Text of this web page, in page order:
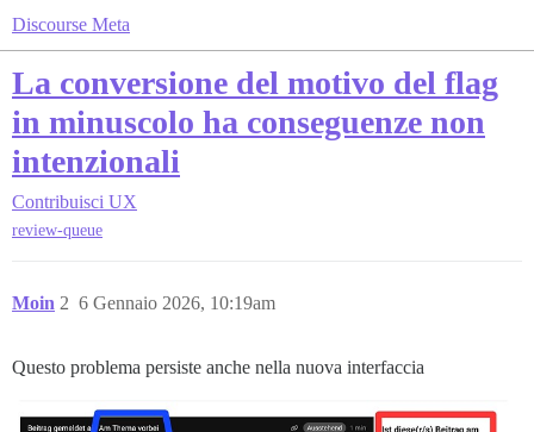
Discourse Meta
La conversione del motivo del flag
in minuscolo ha conseguenze non
intenzionali
Contribuisci UX
review-queue
Moin 6 Gennaio 2026, 10:19am
2
Questo problema persiste anche nella nuova interfaccia